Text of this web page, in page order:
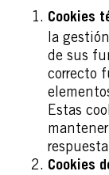
Cookies
la
de sus
correcto
Estas
Cookies